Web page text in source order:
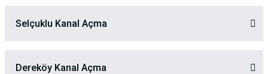
Selçuklu Kanal Açma
Dereköy Kanal Açma